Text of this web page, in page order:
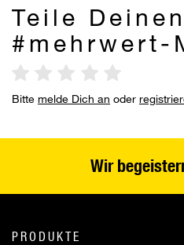
Teile Deinen
#mehrwert-
Bitte melde Dich an oder
Wir
PRODUKTE